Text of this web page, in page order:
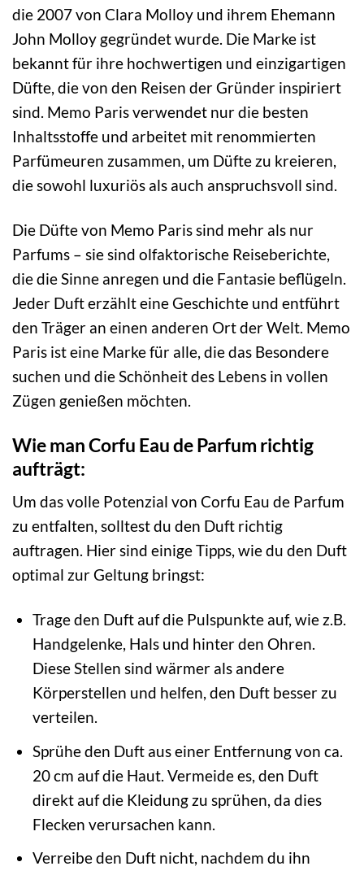
die 2007 von Clara Molloy und ihrem Ehemann
John Molloy gegründet wurde. Die Marke ist
bekannt für ihre hochwertigen und einzigartigen
Düfte, die von den Reisen der Gründer inspiriert
sind. Memo Paris verwendet nur die besten
Inhaltsstoffe und arbeitet mit renommierten
Parfümeuren zusammen, um Düfte zu kreieren,
die sowohl luxuriös als auch anspruchsvoll sind.
Die Düfte von Memo Paris sind mehr als nur
Parfums – sie sind olfaktorische Reiseberichte,
die die Sinne anregen und die Fantasie beflügeln.
Jeder Duft erzählt eine Geschichte und entführt
den Träger an einen anderen Ort der Welt. Memo
Paris ist eine Marke für alle, die das Besondere
suchen und die Schönheit des Lebens in vollen
Zügen genießen möchten.
Wie man Corfu Eau de Parfum richtig
aufträgt:
Um das volle Potenzial von Corfu Eau de Parfum
zu entfalten, solltest du den Duft richtig
auftragen. Hier sind einige Tipps, wie du den Duft
optimal zur Geltung bringst:
Trage den Duft auf die Pulspunkte auf, wie z.B.
Handgelenke, Hals und hinter den Ohren.
Diese Stellen sind wärmer als andere
Körperstellen und helfen, den Duft besser zu
verteilen.
Sprühe den Duft aus einer Entfernung von ca.
20 cm auf die Haut. Vermeide es, den Duft
direkt auf die Kleidung zu sprühen, da dies
Flecken verursachen kann.
Verreibe den Duft nicht, nachdem du ihn